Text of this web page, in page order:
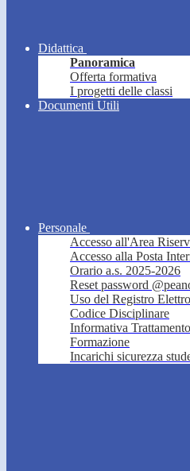
Didattica
Panoramica
Offerta formativa
I progetti delle classi
Documenti Utili
Personale
Accesso all'Area
Accesso alla Posta
Orario a.s. 2025-2026
Reset password
Uso del Registro
Codice Disciplinare
Informativa
Formazione
Incarichi sicurezza